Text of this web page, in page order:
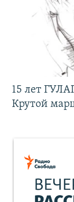
15 лет
Крутой